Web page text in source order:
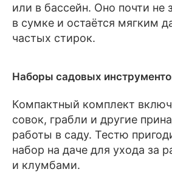
или в бассейн. Оно почти не
в сумке и остаётся мягким
частых стирок.
Наборы садовых
Компактный комплект
совок, грабли и другие
работы в саду. Тестю
набор на даче для ухода за
и клумбами.